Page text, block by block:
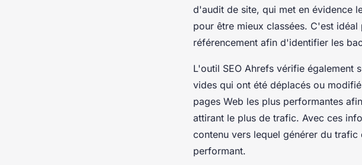
d'audit de site, qui met en évidence
pour être mieux classées. C'est
référencement afin d'identifier les
L'outil SEO Ahrefs vérifie également
vides qui ont été déplacés ou
pages Web les plus performantes
attirant le plus de trafic. Avec ces
contenu vers lequel générer du
performant.